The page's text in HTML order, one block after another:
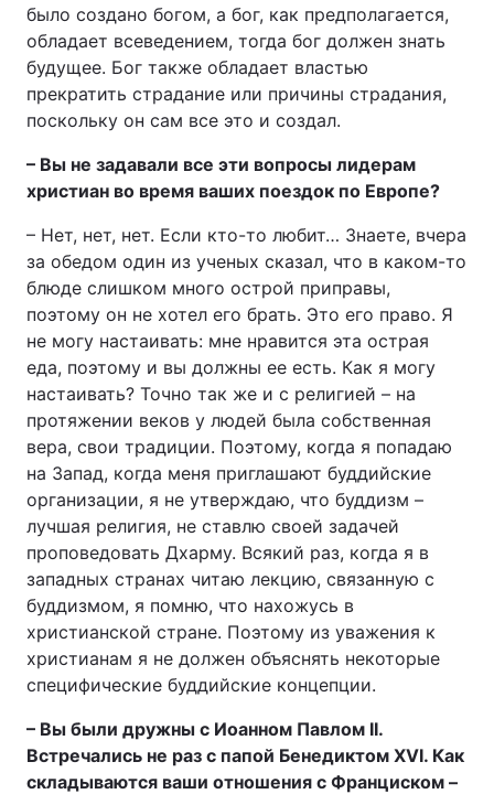
было создано богом, а бог, как предполагается,
обладает всеведением, тогда бог должен знать
будущее. Бог также обладает властью
прекратить страдание или причины страдания,
поскольку он сам все это и создал.
– Вы не задавали все эти вопросы лидерам
христиан во время ваших поездок по Европе?
– Нет, нет, нет. Если кто-то любит… Знаете, вчера
за обедом один из ученых сказал, что в каком-то
блюде слишком много острой приправы,
поэтому он не хотел его брать. Это его право. Я
не могу настаивать: мне нравится эта острая
еда, поэтому и вы должны ее есть. Как я могу
настаивать? Точно так же и с религией – на
протяжении веков у людей была собственная
вера, свои традиции. Поэтому, когда я попадаю
на Запад, когда меня приглашают буддийские
организации, я не утверждаю, что буддизм –
лучшая религия, не ставлю своей задачей
проповедовать Дхарму. Всякий раз, когда я в
западных странах читаю лекцию, связанную с
буддизмом, я помню, что нахожусь в
христианской стране. Поэтому из уважения к
христианам я не должен объяснять некоторые
специфические буддийские концепции.
– Вы были дружны с Иоанном Павлом II.
Встречались не раз с папой Бенедиктом XVI. Как
складываются ваши отношения с Франциском –